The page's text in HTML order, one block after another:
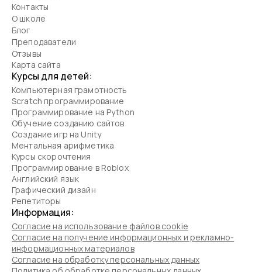
Контакты
О школе
Блог
Преподаватели
Отзывы
Карта сайта
Курсы для детей:
Компьютерная грамотность
Scratch программирование
Программирование на Python
Обучение созданию сайтов
Создание игр на Unity
Ментальная арифметика
Курсы скорочтения
Программирование в Roblox
Английский язык
Графический дизайн
Репетиторы
Информация:
Согласие на использование файлов cookie
Согласие на получение информационных и рекламно-
информационных материалов
Согласие на обработку персональных данных